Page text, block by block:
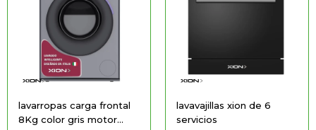
lavarropas carga frontal
8Kg color gris motor
lavavajillas xion de 6
servicios